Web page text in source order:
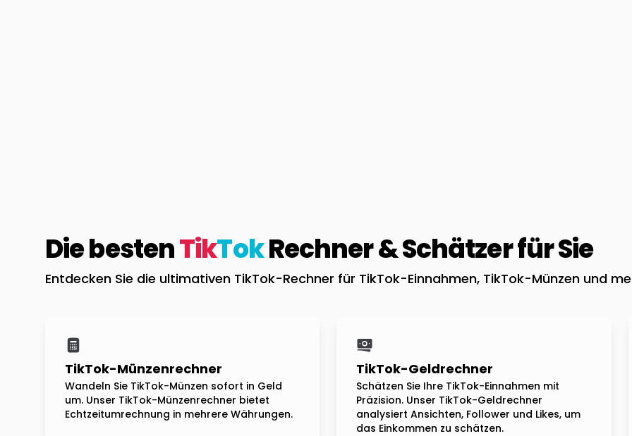
Die bestenTikTokRechner & Schätzer für Sie
Entdecken Sie die ultimativen TikTok-Rechner für TikTok-Einnahmen, TikTok-Münzen und
TikTok-Münzenrechner
Wandeln Sie TikTok-Münzen sofort in Geld
um. Unser TikTok-Münzenrechner bietet
Echtzeitumrechnung in mehrere Währungen.
TikTok-Geldrechner
Schätzen Sie Ihre TikTok-Einnahmen mit
Präzision. Unser TikTok-Geldrechner
analysiert Ansichten, Follower und Likes, um
das Einkommen zu schätzen.